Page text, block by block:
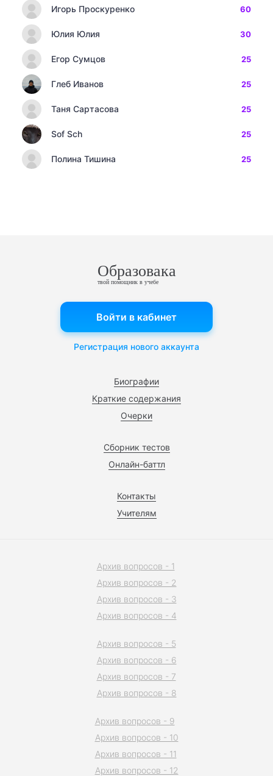
Игорь Проскуренко 60
Юлия Юлия 30
Егор Сумцов 25
Глеб Иванов 25
Таня Сартасова 25
Sof Sch 25
Полина Тишина 25
Образовака
твой помощник в учебе
Биографии
Краткие содержания
Очерки
Сборник тестов
Онлайн-баттл
Контакты
Учителям
Войти в кабинет
Регистрация нового аккаунта
Архив вопросов - 1
Архив вопросов - 2
Архив вопросов - 3
Архив вопросов - 4
Архив вопросов - 5
Архив вопросов - 6
Архив вопросов - 7
Архив вопросов - 8
Архив вопросов - 9
Архив вопросов - 10
Архив вопросов - 11
Архив вопросов - 12